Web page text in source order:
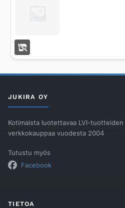
JUKIRA OY
Kotimaista luotettavaa LVI-tuotteiden
verkkokauppaa vuodesta 2004
Tutustu myös
Facebook
TIETOA